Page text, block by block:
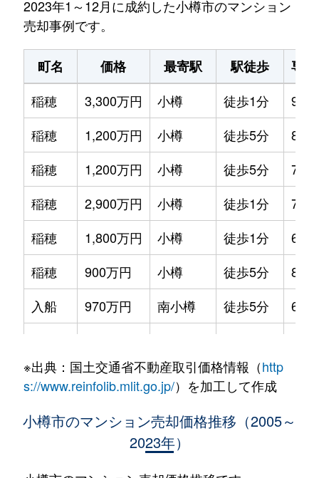
2023年1～12月に成約した小樽市のマンション
売却事例です。
町名 価格 最寄駅 駅徒歩
専
稲穂
3,300万円 小樽 徒歩1分
稲穂
1,200万円 小樽 徒歩5分
稲穂
1,200万円 小樽 徒歩5分
稲穂
2,900万円 小樽 徒歩1分
稲穂
1,800万円 小樽 徒歩1分
稲穂
900万円 小樽 徒歩5分
入船
970万円 南小樽 徒歩5分
桜
910万円 小樽築港 徒歩18分
300万円 朝里
※出典：国土交通省不動産取引価格情報（http
s://www.reinfolib.mlit.go.jp/）を加工して作成
小樽市のマンション売却価格推移（2005～
2023年）